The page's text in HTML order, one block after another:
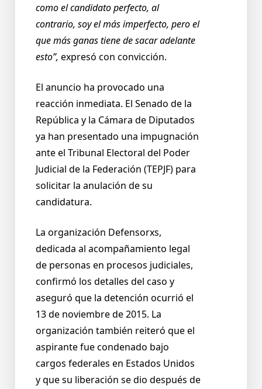
como el candidato perfecto, al
contrario, soy el más imperfecto, pero el
que más ganas tiene de sacar adelante
esto”, expresó con convicción.
El anuncio ha provocado una
reacción inmediata. El Senado de la
República y la Cámara de Diputados
ya han presentado una impugnación
ante el Tribunal Electoral del Poder
Judicial de la Federación (TEPJF) para
solicitar la anulación de su
candidatura.
La organización Defensorxs,
dedicada al acompañamiento legal
de personas en procesos judiciales,
confirmó los detalles del caso y
aseguró que la detención ocurrió el
13 de noviembre de 2015. La
organización también reiteró que el
aspirante fue condenado bajo
cargos federales en Estados Unidos
y que su liberación se dio después de